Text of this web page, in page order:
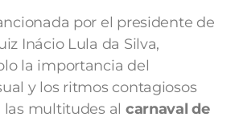
por el presidente de
Inácio Lula da Silva,
la importancia del
y los ritmos contagiosos
las multitudes al carnaval de